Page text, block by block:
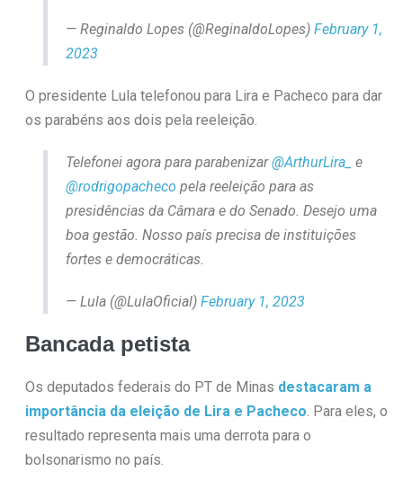
— Reginaldo Lopes (@ReginaldoLopes) February 1,
2023
O presidente Lula telefonou para Lira e Pacheco para dar
os parabéns aos dois pela reeleição.
Telefonei agora para parabenizar@ArthurLira_ e
@rodrigopacheco pela reeleição para as
presidências da Câmara e do Senado. Desejo uma
boa gestão. Nosso país precisa de instituições
fortes e democráticas.
— Lula (@LulaOficial) February 1, 2023
Bancada petista
Os deputados federais do PT de Minas destacaram a
importância da eleição de Lira e Pacheco . Para eles, o
resultado representa mais uma derrota para o
bolsonarismo no país.